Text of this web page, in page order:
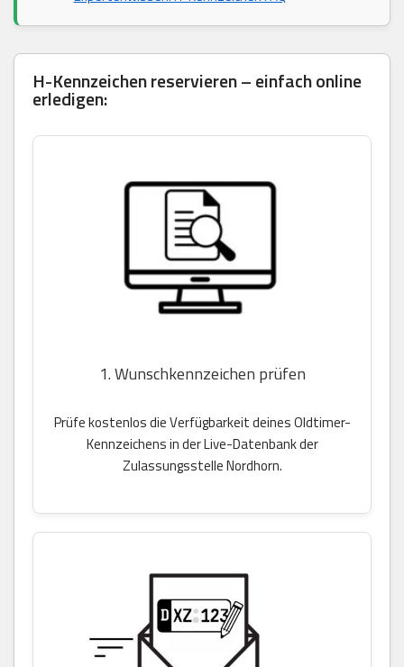
H-Kennzeichen reservieren – einfach online
erledigen:
1. Wunschkennzeichen prüfen
Prüfe kostenlos die Verfügbarkeit deines Oldtimer-
Kennzeichens in der Live-Datenbank der
Zulassungsstelle Nordhorn.